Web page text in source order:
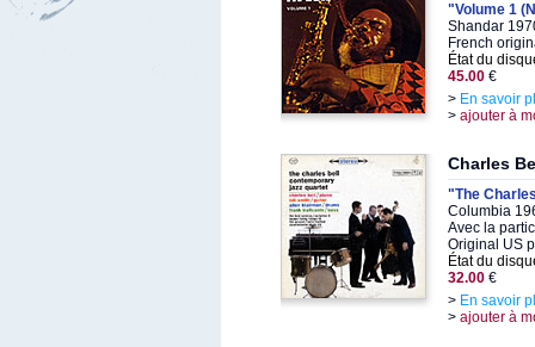
"Volume 1
Shandar
French
État du
45.00 €
> En savoir
> ajouter à
Charles
"The
Columbia
Avec la
Original US
État du
32.00 €
> En savoir
> ajouter à